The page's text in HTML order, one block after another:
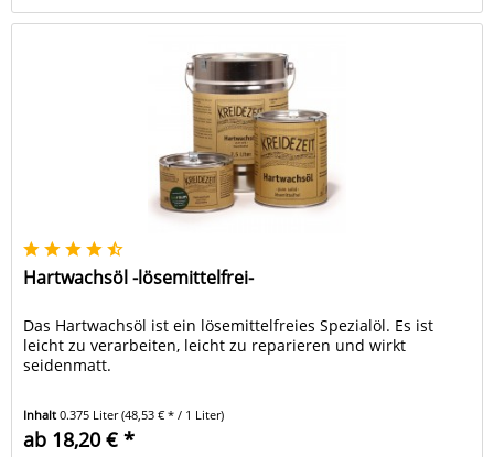
Hartwachsöl -lösemittelfrei-
Das Hartwachsöl ist ein lösemittelfreies Spezialöl. Es ist
leicht zu verarbeiten, leicht zu reparieren und wirkt
seidenmatt.
Inhalt0.375 Liter(48,53 € * / 1 Liter)
ab 18,20 € *